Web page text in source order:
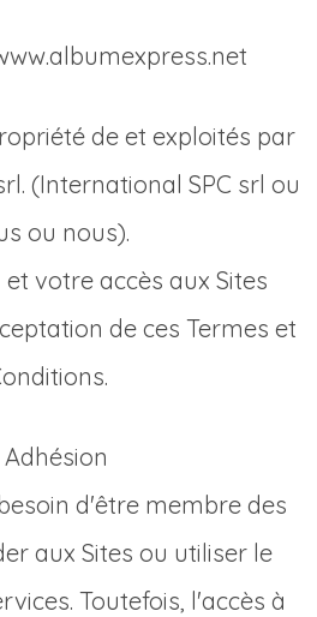
de et exploités par
(International SPC srl ou
ou nous).
votre accès aux Sites
de ces Termes et
Adhésion
d'être membre des
aux Sites ou utiliser le
Toutefois, l'accès à